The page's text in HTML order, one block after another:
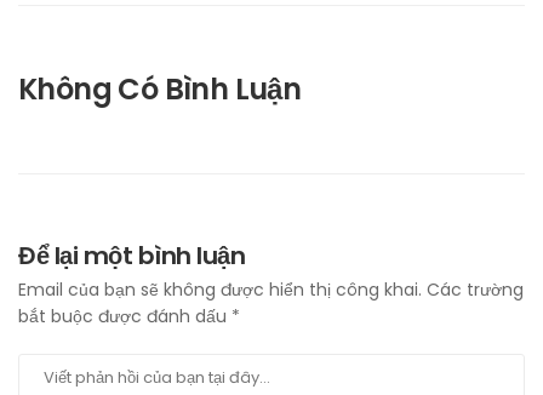
Không Có Bình Luận
Để lại một bình luận
Email của bạn sẽ không được hiển thị công khai. Các trường
bắt buộc được đánh dấu *